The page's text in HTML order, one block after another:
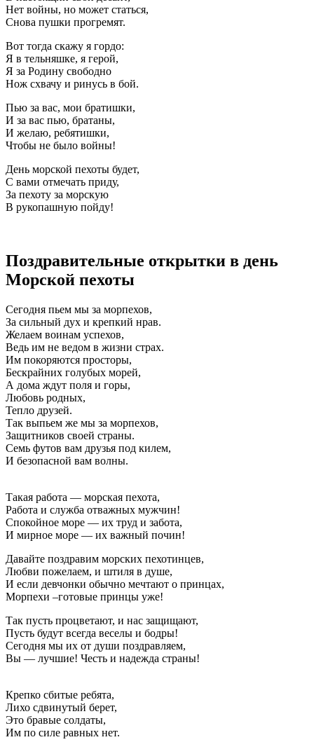
Нет войны, но может статься,
Снова пушки прогремят.
Вот тогда скажу я гордо:
Я в тельняшке, я герой,
Я за Родину свободно
Нож схвачу и ринусь в бой.
Пью за вас, мои братишки,
И за вас пью, братаны,
И желаю, ребятишки,
Чтобы не было войны!
День морской пехоты будет,
С вами отмечать приду,
За пехоту за морскую
В рукопашную пойду!
Поздравительные открытки в день
Морской пехоты
Сегодня пьем мы за морпехов,
За сильный дух и крепкий нрав.
Желаем воинам успехов,
Ведь им не ведом в жизни страх.
Им покоряются просторы,
Бескрайних голубых морей,
А дома ждут поля и горы,
Любовь родных,
Тепло друзей.
Так выпьем же мы за морпехов,
Защитников своей страны.
Семь футов вам друзья под килем,
И безопасной вам волны.
Такая работа — морская пехота,
Работа и служба отважных мужчин!
Спокойное море — их труд и забота,
И мирное море — их важный почин!
Давайте поздравим морских пехотинцев,
Любви пожелаем, и штиля в душе,
И если девчонки обычно мечтают о принцах,
Морпехи –готовые принцы уже!
Так пусть процветают, и нас защищают,
Пусть будут всегда веселы и бодры!
Сегодня мы их от души поздравляем,
Вы — лучшие! Честь и надежда страны!
Крепко сбитые ребята,
Лихо сдвинутый берет,
Это бравые солдаты,
Им по силе равных нет.